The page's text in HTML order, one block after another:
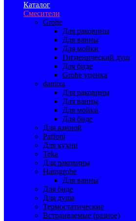
Каталог
Смесители
Grohe
Для раковины
Для ванны
Для мойки
Гигиенический душ
Для биде
Grohe уценка
damixa
Для раковины
Для ванны
Для мойки
Для биде
Для ванной
Paffoni
Для кухни
Teka
Для раковины
Hansgrohe
Для ванны
Для биде
Для душа
Термостатические
Встраиваемые (разное)